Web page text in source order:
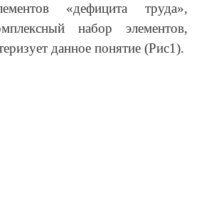
«дефицита труда»,
набор элементов,
данное понятие (Рис1).